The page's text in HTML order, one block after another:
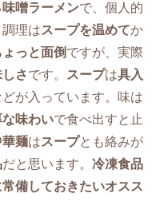
味噌ラーメンで、個人的
理はスープを温めてか
っと面倒ですが、実際
さです。 スープは具入
どが入っています。味は
味わいで食べ出すと止
華麺はスープとも絡みが
だと思います。 冷凍食品
備しておきたいオスス